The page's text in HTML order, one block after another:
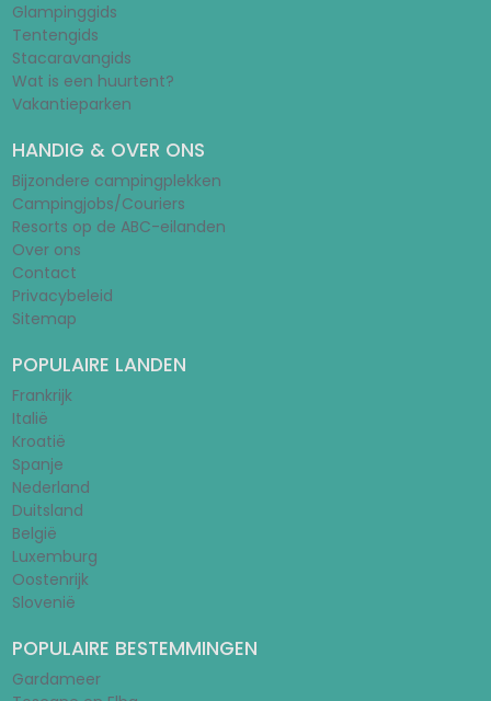
Glampinggids
Tentengids
Stacaravangids
Wat is een huurtent?
Vakantieparken
HANDIG & OVER ONS
Bijzondere campingplekken
Campingjobs/Couriers
Resorts op de ABC-eilanden
Over ons
Contact
Privacybeleid
Sitemap
POPULAIRE LANDEN
Frankrijk
Italië
Kroatië
Spanje
Nederland
Duitsland
België
Luxemburg
Oostenrijk
Slovenië
POPULAIRE BESTEMMINGEN
Gardameer